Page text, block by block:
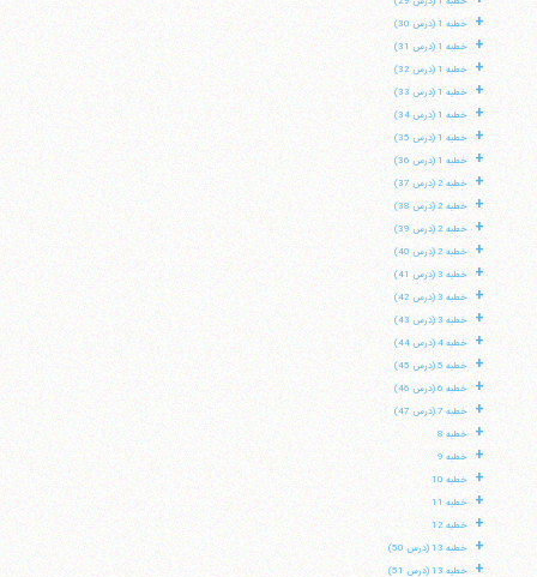
+ خطبه 1 (درس 30)
+ خطبه 1 (درس 31)
+ خطبه 1 (درس 32)
+ خطبه 1 (درس 33)
+ خطبه 1 (درس 34)
+ خطبه 1 (درس 35)
+ خطبه 1 (درس 36)
+ خطبه 2 (درس 37)
+ خطبه 2 (درس 38)
+ خطبه 2 (درس 39)
+ خطبه 2 (درس 40)
+ خطبه 3 (درس 41)
+ خطبه 3 (درس 42)
+ خطبه 3 (درس 43)
+ خطبه 4 (درس 44)
+ خطبه 5 (درس 45)
+ خطبه 6 (درس 46)
+ خطبه 7 (درس 47)
+ خطبه 8
+ خطبه 9
+ خطبه 10
+ خطبه 11
+ خطبه 12
+ خطبه 13 (درس 50)
+ خطبه 13 (درس 51)